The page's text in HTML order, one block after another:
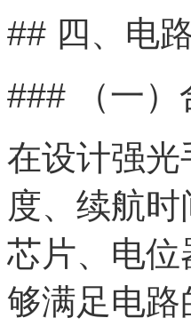
## 四、电
### （一）
在设计强
度、续航
芯片、电
够满足电